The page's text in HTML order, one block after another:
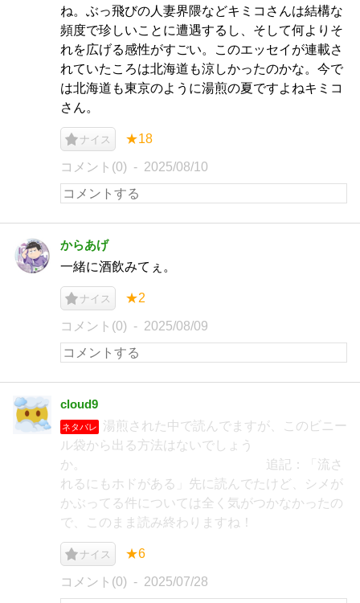
ね。ぶっ飛びの人妻界隈などキミコさんは結構な
頻度で珍しいことに遭遇するし、そして何よりそ
れを広げる感性がすごい。このエッセイが連載さ
れていたころは北海道も涼しかったのかな。今で
は北海道も東京のように湯煎の夏ですよねキミコ
さん。
ナイス ★18
コメント(0) 2025/08/10
からあげ
一緒に酒飲みてぇ。
ナイス ★2
コメント(0) 2025/08/09
cloud9
ネタバレ
湯煎された中で読んでますが、このビニー
ル袋から出る方法はないでしょう
か。 追記：「流さ
れるにもホドがある」先に読んでたけど、シメが
かぶってる件については全く気がつかなかったの
で、このまま読み終わりますね！
ナイス ★6
コメント(0) 2025/07/28